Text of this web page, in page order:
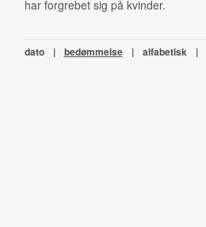
har forgrebet sig på kvinder.
dato | bedømmelse | alfabetisk |